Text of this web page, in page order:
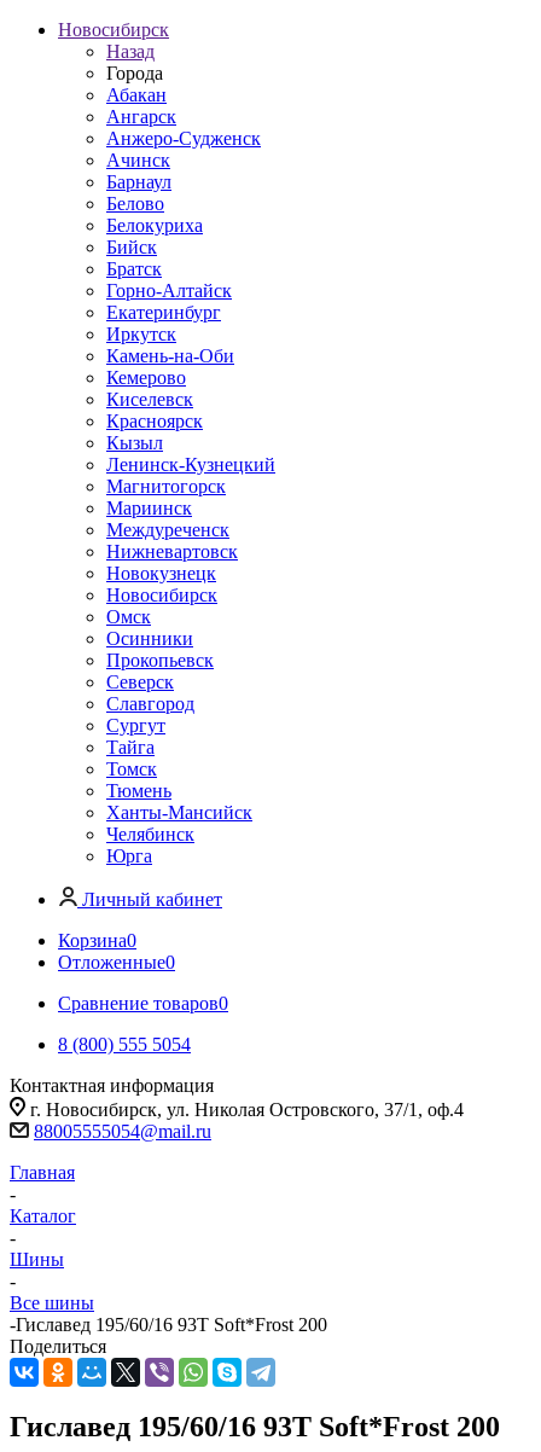
Новосибирск
Назад
Города
Абакан
Ангарск
Анжеро-Судженск
Ачинск
Барнаул
Белово
Белокуриха
Бийск
Братск
Горно-Алтайск
Екатеринбург
Иркутск
Камень-на-Оби
Кемерово
Киселевск
Красноярск
Кызыл
Ленинск-Кузнецкий
Магнитогорск
Мариинск
Междуреченск
Нижневартовск
Новокузнецк
Новосибирск
Омск
Осинники
Прокопьевск
Северск
Славгород
Сургут
Тайга
Томск
Тюмень
Ханты-Мансийск
Челябинск
Юрга
Личный кабинет
Корзина0
Отложенные0
Сравнение товаров0
8 (800) 555 5054
Контактная информация
г. Новосибирск, ул. Николая Островского, 37/1, оф.4
88005555054@mail.ru
Главная
-
Каталог
-
Шины
-
Все шины
-Гиславед 195/60/16 93T Soft*Frost 200
Поделиться
Гиславед 195/60/16 93T Soft*Frost 200